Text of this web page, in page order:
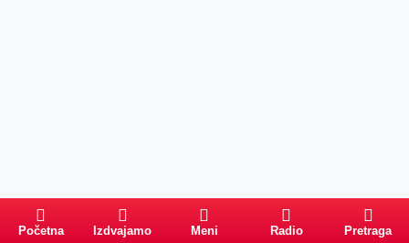
Početna Izdvajamo Meni Radio Pretraga